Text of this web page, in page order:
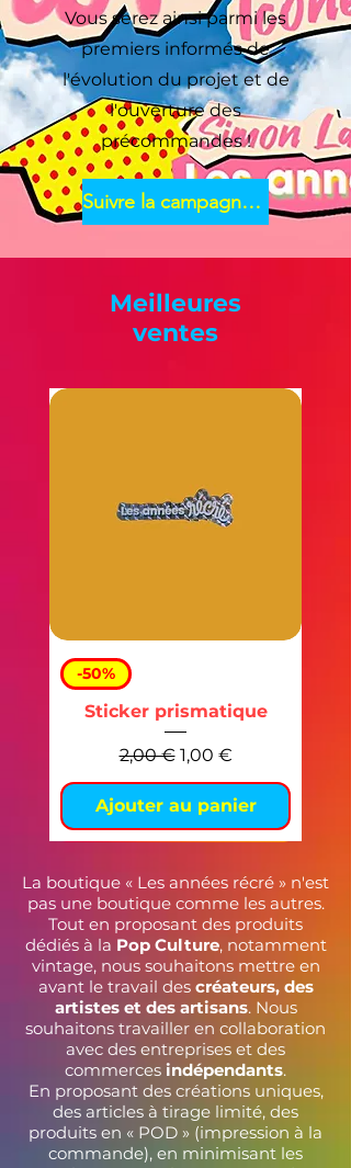
Vous serez ainsi parmi les
premiers informés de
l'évolution du projet et de
l'ouverture des
précommandes !
Suivre la campagne ULULE
Meilleures
ventes
-50%
Sticker prismatique
Prix original
2,00 € Prix promotionnel
1,00 €
Ajouter au panier
T-Shirt "Un peu de
bonheur"
La boutique « Les années récré » n'est
pas une boutique comme les autres.
Tout en proposant des produits
dédiés à la Pop Culture, notamment
vintage, nous souhaitons mettre en
avant le travail des créateurs, des
artistes et des artisans. Nous
souhaitons travailler en collaboration
avec des entreprises et des
commerces indépendants.
En proposant des créations uniques,
des articles à tirage limité, des
produits en « POD » (impression à la
commande), en minimisant les